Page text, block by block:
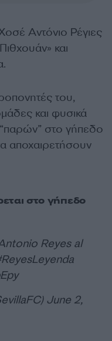
Αντόνιο Ρέγιες
και
του,
και φυσικά
στο γήπεδο
αποχαιρετήσουν
στο γήπεδο
Reyes al
June 2,